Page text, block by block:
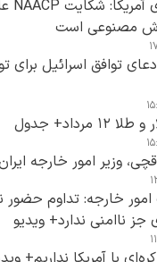
مصنوعی است
توافق اسرائیل برای
جدول
وزیر امور خارجه
خارجه: تداوم حضور
ناامنی ندارد+ ویدیو